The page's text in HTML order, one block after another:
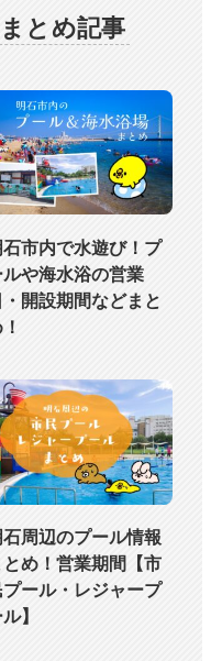
とめ記事
石市内で水遊び！プ
ルや海水浴の営業
・開設期間などまと
石周辺のプール情報
とめ！営業期間【市
プール・レジャープ
】